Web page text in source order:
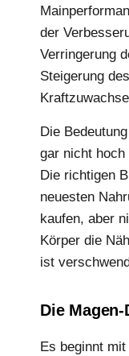
der
Verringerung
Steigerung
Die
gar nicht hoch
Die richtigen
neuesten
kaufen, aber
Körper die
ist
Die
Es beginnt